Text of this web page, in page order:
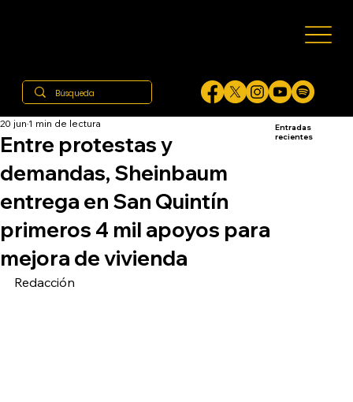
Entre protestas y
demandas, Sheinbaum
entrega en San Quintín
primeros 4 mil apoyos para
mejora de vivienda
20 jun 1 min de lectura
Redacción
Entradas
recientes